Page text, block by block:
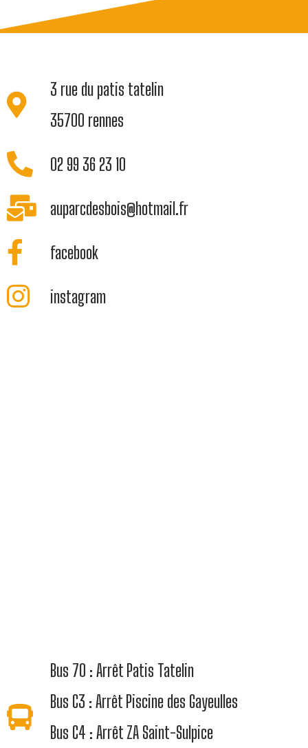
Bus 70 : Arrêt Patis Tatelin
Bus C3 : Arrêt Piscine des Gayeulles
Bus C4 : Arrêt ZA Saint-Sulpice
3 rue du patis tatelin
35700 rennes
02 99 36 23 10
auparcdesbois@hotmail.fr
facebook
instagram